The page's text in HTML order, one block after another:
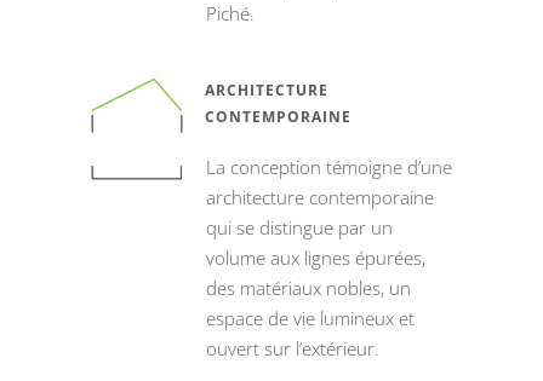
Piché.
ARCHITECTURE
CONTEMPORAINE
La conception témoigne d’une
architecture contemporaine
qui se distingue par un
volume aux lignes épurées,
des matériaux nobles, un
espace de vie lumineux et
ouvert sur l’extérieur.